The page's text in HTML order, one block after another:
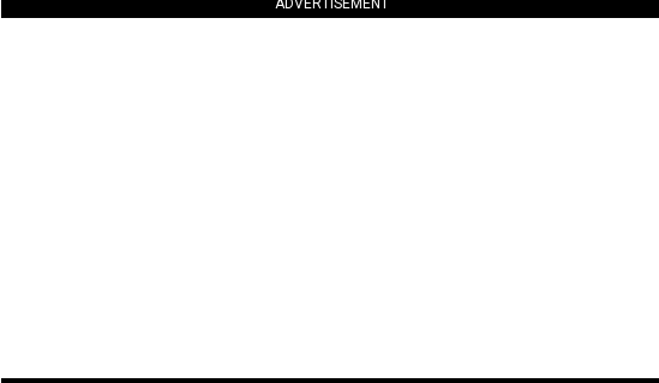
ADVERTISEMENT